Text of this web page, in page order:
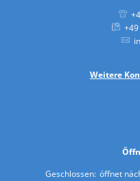
Weitere
Klicken, um weitere
Geschlossen: öffnet